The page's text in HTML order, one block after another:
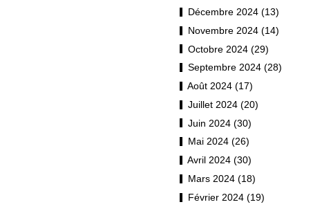
Décembre 2024 (13)
Novembre 2024 (14)
Octobre 2024 (29)
Septembre 2024 (28)
Août 2024 (17)
Juillet 2024 (20)
Juin 2024 (30)
Mai 2024 (26)
Avril 2024 (30)
Mars 2024 (18)
Février 2024 (19)